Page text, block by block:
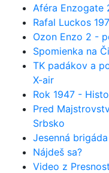
Aféra Enzogate
Rafal Luckos
Ozon Enzo 2 -
Spomienka na
TK padákov a
X-air
Rok 1947 -
Pred
Srbsko
Jesenná
Nájdeš sa?
Video z